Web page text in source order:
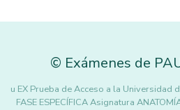
© Exámenes de
u EX Prueba de Acceso a la Universidad
FASE ESPECÍFICA Asignatura